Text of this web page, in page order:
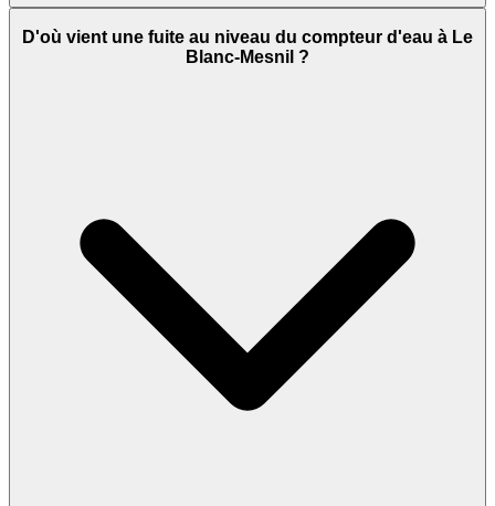
D'où vient une fuite au niveau du compteur d'eau à Le
Blanc-Mesnil ?